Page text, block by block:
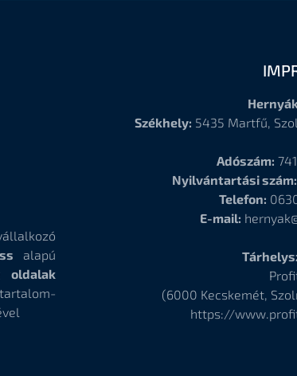
alapú
oldalak
Székhely: 5435 Martfű,
Adószám:
Nyilvántartási szám:
Telefon:
E-mail:
(6000 Kecskemét,
https://